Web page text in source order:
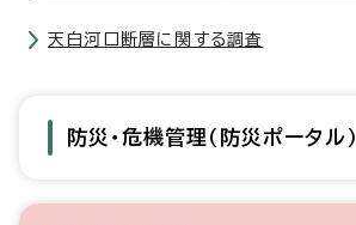
天白河口断層に関する調査
防災・危機管理（防災ポータル）